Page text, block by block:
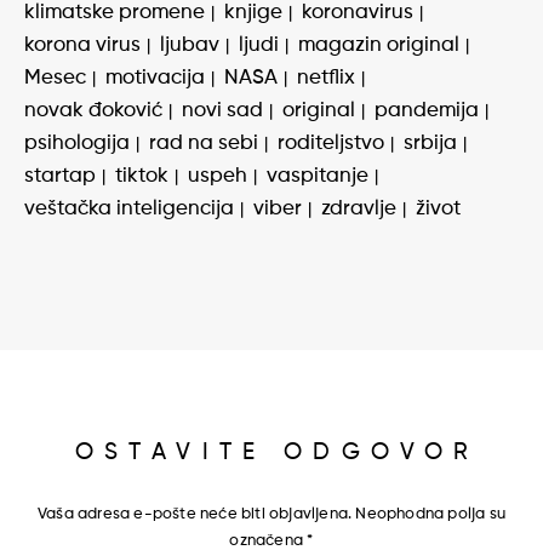
klimatske promene
knjige
koronavirus
korona virus
ljubav ljudi
magazin original
Mesec
motivacija NASA
netflix
novak đoković
novi sad original
pandemija
psihologija
rad na sebi roditeljstvo
srbija
startap
tiktok uspeh
vaspitanje
veštačka inteligencija
viber zdravlje život
OSTAVITE ODGOVOR
Vaša adresa e-pošte neće biti objavljena. Neophodna polja su
označena*